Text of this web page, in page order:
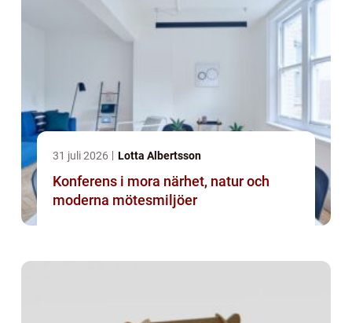
31 juli 2026 Lotta Albertsson
Konferens i mora närhet, natur och
moderna mötesmiljöer